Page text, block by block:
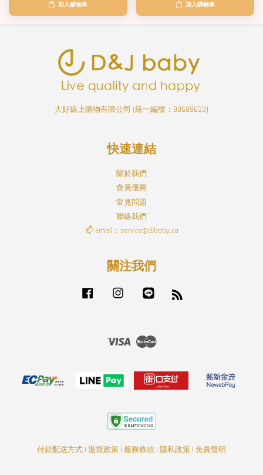
加入購物車 加入購物車
大好線上購物有限公司 (統一編號：90689633)
快速連結
關於我們
會員優惠
常見問題
聯絡我們
📫 Email：service@djbaby.co
關注我們
Facebook Instagram
Visa Master
付款配送方式 | 退貨政策 | 服務條款 | 隱私政策 | 免責聲明